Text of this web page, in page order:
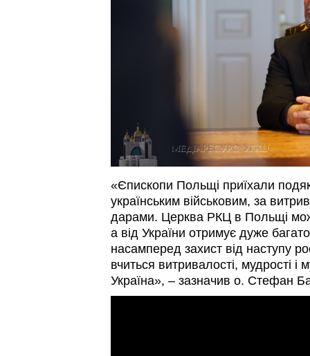
«Єпископи Польщі приїхали
українським військовим, за
дарами. Церква РКЦ в Польщі
а від України отримує дуже
насамперед захист від наступу
вчиться витривалості, мудрості і
Україна», – зазначив о. Стефан